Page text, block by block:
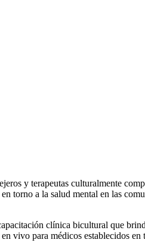
y terapeutas culturalmente
torno a la salud mental en las
clínica bicultural que
vivo para médicos establecidos